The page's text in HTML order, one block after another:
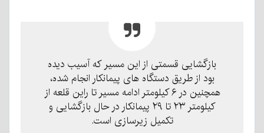
بازگشایی قسمتی از این مسیر که آسیب دیده
بود از طریق دستگاه های پیمانکار انجام شده،
همچنین در
۶ کیلومتر ادامه مسیر تا راین قلعه از
کیلومتر ۲۳ تا ۲۹ پیمانکار در حال بازگشایی و
تکمیل زیرسازی است.